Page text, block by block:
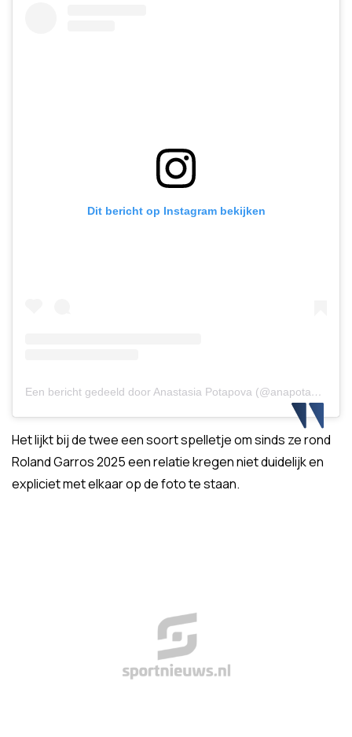
Dit bericht op Instagram bekijken
Een bericht gedeeld door Anastasia Potapova (@anapotapovaa)
Het lijkt bij de twee een soort spelletje om sinds ze rond
Roland Garros 2025 een relatie kregen niet duidelijk en
expliciet met elkaar op de foto te staan.